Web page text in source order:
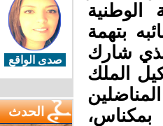
الوطنية
بتهمة
شارك
الملك
بمكناس،
صدى الواقع
الحدث